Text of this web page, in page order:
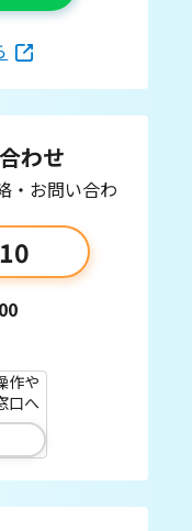
わせ
・お問い合わ
作や
口へ